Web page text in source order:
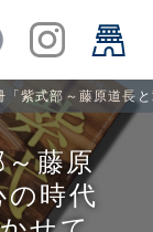
紫式部～藤原道長
～藤原
の時代